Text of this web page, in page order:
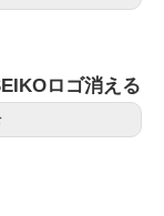
ロゴ消える